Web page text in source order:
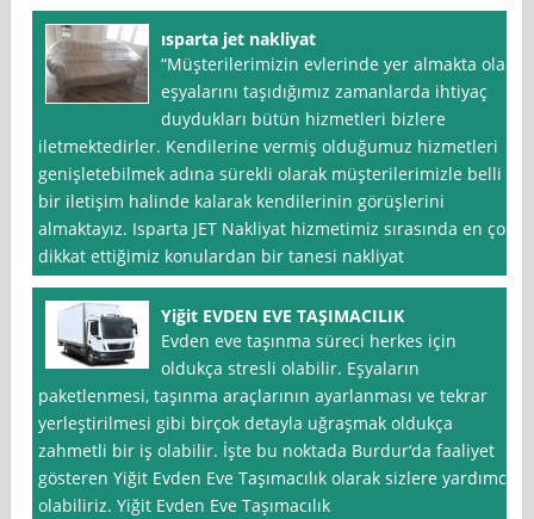
ısparta jet nakliyat
“Müşterilerimizin evlerinde yer almakta olan
eşyalarını taşıdığımız zamanlarda ihtiyaç
duydukları bütün hizmetleri bizlere
iletmektedirler. Kendilerine vermiş olduğumuz hizmetleri
genişletebilmek adına sürekli olarak müşterilerimizle belli
bir iletişim halinde kalarak kendilerinin görüşlerini
almaktayız. Isparta JET Nakliyat hizmetimiz sırasında en çok
dikkat ettiğimiz konulardan bir tanesi nakliyat
Yiğit EVDEN EVE TAŞIMACILIK
Evden eve taşınma süreci herkes için
oldukça stresli olabilir. Eşyaların
paketlenmesi, taşınma araçlarının ayarlanması ve tekrar
yerleştirilmesi gibi birçok detayla uğraşmak oldukça
zahmetli bir iş olabilir. İşte bu noktada Burdur‘da faaliyet
gösteren Yiğit Evden Eve Taşımacılık olarak sizlere yardımcı
olabiliriz. Yiğit Evden Eve Taşımacılık